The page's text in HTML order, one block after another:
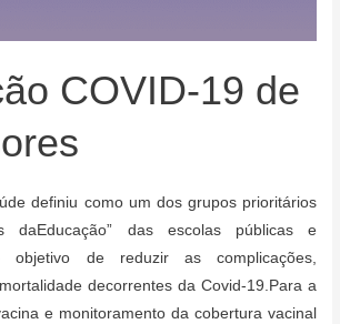
COVID-19 de
definiu como um dos grupos prioritários
daEducação” das escolas públicas e
objetivo de reduzir as complicações,
decorrentes da Covid-19.Para a
e monitoramento da cobertura vacinal